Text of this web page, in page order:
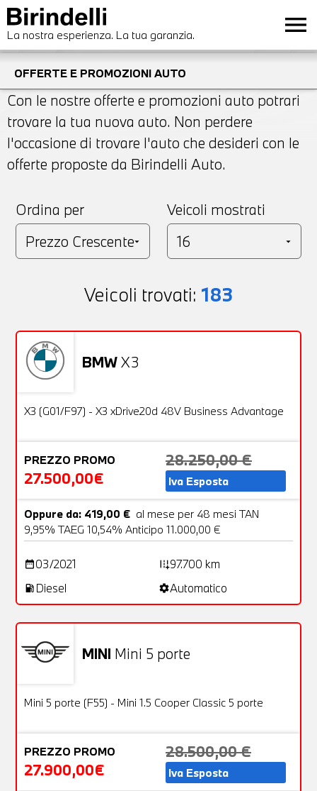
La nostra esperienza. La tua garanzia. menu
OFFERTE E PROMOZIONI AUTO
Con le nostre offerte e promozioni auto potrari
trovare la tua nuova auto. Non perdere
l'occasione di trovare l'auto che desideri con le
offerte proposte da Birindelli Auto.
Ordina per Veicoli mostrati
Veicoli trovati: 183
BMWX3
OFFERTA
Usato
X3 (G01/F97) - X3 xDrive20d 48V Business Advantage
PREZZO PROMO
27.500,00€
28.250,00 €
Iva Esposta
Oppure da: 419,00 € al mese per 48 mesi TAN
9,95% TAEG 10,54% Anticipo 11.000,00 €
date_range03/2021 add_road97.700 km
local_gas_station Diesel settingsAutomatico
MINI Mini 5 porte
OFFERTA
Mini 5 porte (F55) - Mini 1.5 Cooper Classic 5 porte
PREZZO PROMO
27.900,00€
28.500,00 €
Iva Esposta